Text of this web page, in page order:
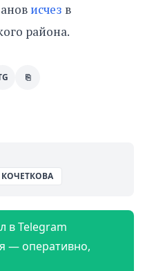
исчез в
района.
⎘
в Telegram
— оперативно,